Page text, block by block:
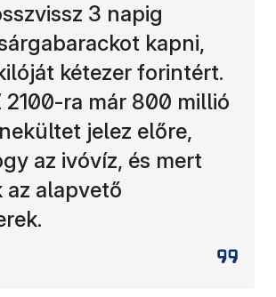
3 napig
kapni,
kétezer forintért.
2100-ra már 800 millió
jelez előre,
az ivóvíz, és mert
alapvető